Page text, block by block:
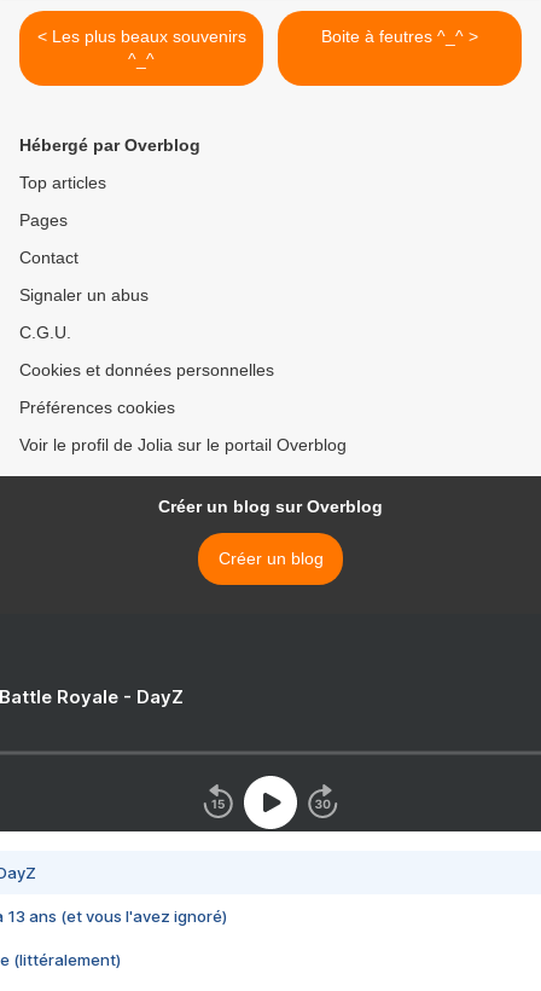
< Les plus beaux souvenirs
^_^
Boite à feutres ^_^ >
Hébergé par Overblog
Top articles
Pages
Contact
Signaler un abus
C.G.U.
Cookies et données personnelles
Préférences cookies
Voir le profil de Jolia sur le portail Overblog
Créer un blog sur Overblog
Créer un blog
Royale - DayZ
13 ans (et vous l'avez ignoré)
(littéralement)